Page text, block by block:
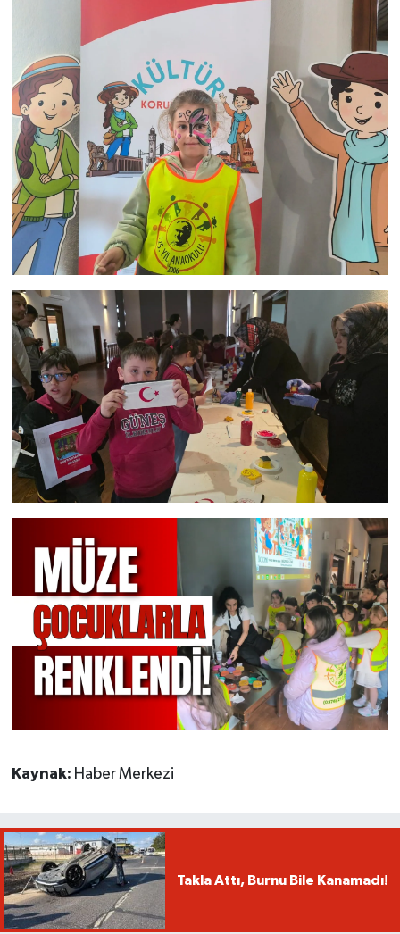
Kaynak: Haber Merkezi
Takla Attı, Burnu Bile Kanamadı!